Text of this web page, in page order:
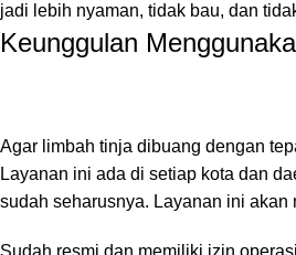
jadi lebih nyaman, tidak bau, dan
Keunggulan
Agar limbah tinja dibuang dengan
Layanan ini ada di setiap kota dan
sudah seharusnya. Layanan ini